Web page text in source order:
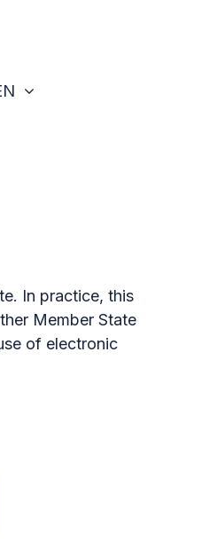
In practice, this
Member State
of electronic